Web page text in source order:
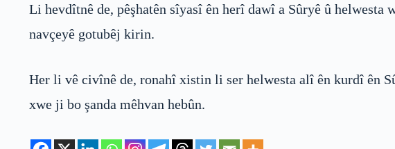
Li hevdîtnê de, pêşhatên sîyasî ên herî dawî a Sûryê û
navçeyê gotubêj kirin.
Her li vê civînê de, ronahî xistin li ser helwesta alî ên kurdî ên
xwe ji bo şanda mêhvan hebûn.